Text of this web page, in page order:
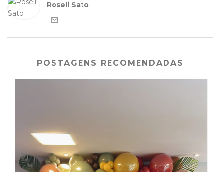
Roseli Sato
POSTAGENS RECOMENDADAS